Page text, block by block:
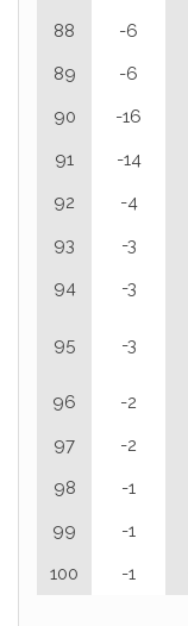
88 -6
89 -6
90 -16
91 -14
92 -4
93 -3
94 -3
95 -3
96 -2
97 -2
98 -1
99 -1
100 -1